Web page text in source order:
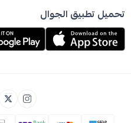
تحميل تطبيق الجوال